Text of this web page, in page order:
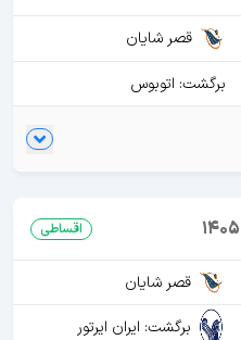
قصر شایان
برگشت: اتوبوس
اقساطی
قصر شایان
برگشت: ایران ایرتور